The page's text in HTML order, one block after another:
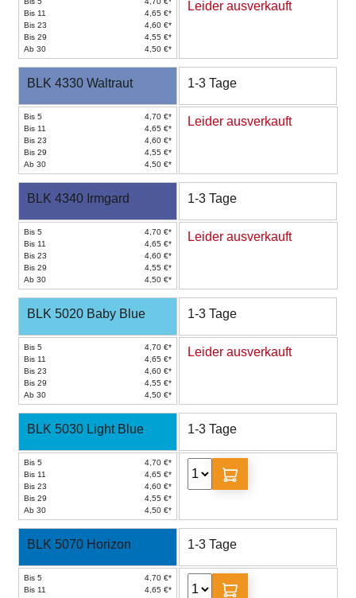
Bis 11
4,65 €*
Bis 23
4,60 €*
Bis 29
4,55 €*
Ab 30
4,50 €*
Leider ausverkauft
BLK 4330 Waltraut 1-3 Tage
Bis 5
4,70 €*
Bis 11
4,65 €*
Bis 23
4,60 €*
Bis 29
4,55 €*
Ab 30
4,50 €*
Leider ausverkauft
BLK 4340 Irmgard 1-3 Tage
Bis 5
4,70 €*
Bis 11
4,65 €*
Bis 23
4,60 €*
Bis 29
4,55 €*
Ab 30
4,50 €*
Leider ausverkauft
BLK 5020 Baby Blue 1-3 Tage
Bis 5
4,70 €*
Bis 11
4,65 €*
Bis 23
4,60 €*
Bis 29
4,55 €*
Ab 30
4,50 €*
Leider ausverkauft
BLK 5030 Light Blue 1-3 Tage
Bis 5
4,70 €*
Bis 11
4,65 €*
Bis 23
4,60 €*
Bis 29
4,55 €*
Ab 30
4,50 €*
BLK 5070 Horizon 1-3 Tage
Bis 5
4,70 €*
Bis 11
4,65 €*